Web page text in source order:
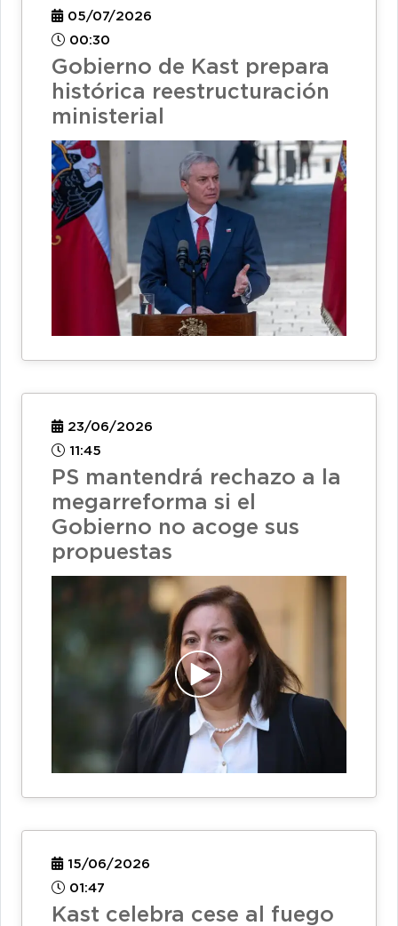
05/07/2026
00:30
Gobierno de Kast prepara
histórica reestructuración
ministerial
23/06/2026
11:45
PS mantendrá rechazo a la
megarreforma si el
Gobierno no acoge sus
propuestas
15/06/2026
01:47
Kast celebra cese al fuego